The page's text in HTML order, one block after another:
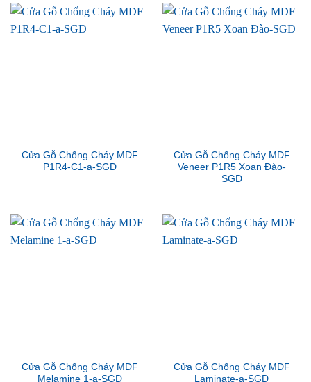
Cửa Gỗ Chống Cháy MDF
P1R4-C1-a-SGD
Cửa Gỗ Chống Cháy MDF
Veneer P1R5 Xoan Đào-
SGD
Cửa Gỗ Chống Cháy MDF
Melamine 1-a-SGD
Cửa Gỗ Chống Cháy MDF
Laminate-a-SGD